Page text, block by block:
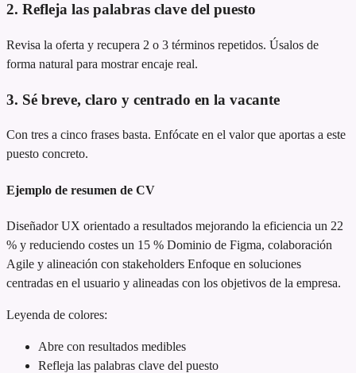
2. Refleja las palabras clave del puesto
Revisa la oferta y recupera 2 o 3 términos repetidos. Úsalos de
forma natural para mostrar encaje real.
3. Sé breve, claro y centrado en la vacante
Con tres a cinco frases basta. Enfócate en el valor que aportas a este
puesto concreto.
Ejemplo de resumen de CV
Diseñador UX orientado a resultados mejorando la eficiencia un 22
% y reduciendo costes un 15 % Dominio de Figma, colaboración
Agile y alineación con stakeholders Enfoque en soluciones
centradas en el usuario y alineadas con los objetivos de la empresa.
Leyenda de colores:
Abre con resultados medibles
Refleja las palabras clave del puesto